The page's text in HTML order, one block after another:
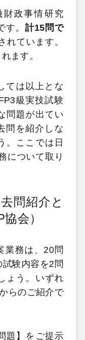
財政事情研究
す。 計15問で
れています。
ます。
ては以上とな
級実技試験
問題が出てい
問を紹介しな
。ここでは日
について取り
問紹介と
会）
業務は、20問
験内容を2問
ょう。いずれ
らのご紹介で
題】をご提示